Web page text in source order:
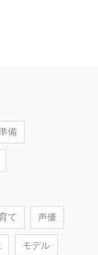
備
て 声優
モデル